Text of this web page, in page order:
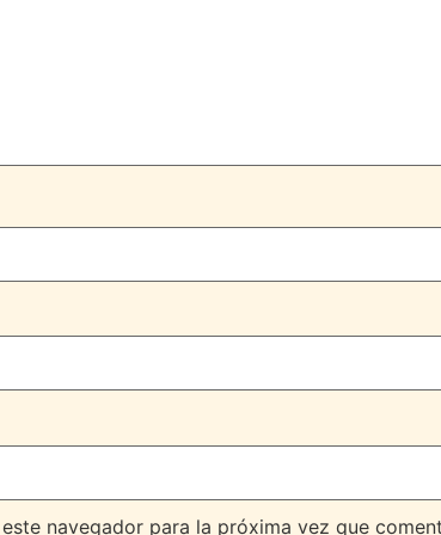
navegador para la próxima vez que